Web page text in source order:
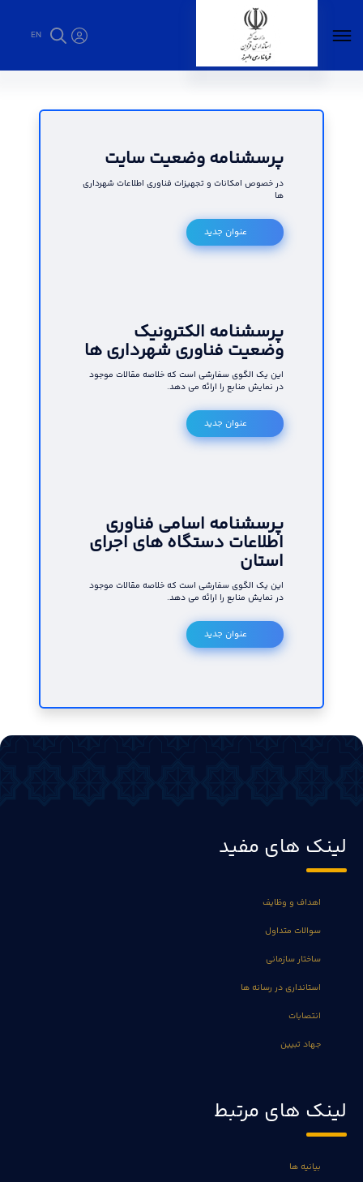
EN
پرسشنامه الکترونیکی - فرمانداری البرز
پرسشنامه وضعیت سایت
در خصوص امکانات و تجهیزات فناوری اطلاعات شهرداری
ها
عنوان جدید
پرسشنامه الکترونیک
وضعیت فناوری شهرداری ها
این یک الگوی سفارشی است که خلاصه مقالات موجود
در نمایش منابع را ارائه می دهد.
عنوان جدید
پرسشنامه اسامی فناوری
اطلاعات دستگاه های اجرای
استان
این یک الگوی سفارشی است که خلاصه مقالات موجود
در نمایش منابع را ارائه می دهد.
عنوان جدید
لینک های مفید
اهداف و وظایف
سوالات متداول
ساختار سازمانی
استانداری در رسانه ها
انتصابات
جهاد تبیین
لینک های مرتبط
بیانیه ها